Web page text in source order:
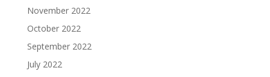
November 2022
October 2022
September 2022
July 2022